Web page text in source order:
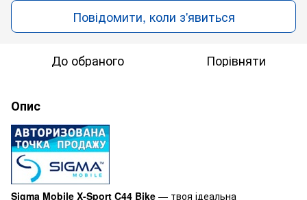
Повідомити, коли з'явиться
До обраного Порівняти
Опис
Sigma Mobile X-Sport C44 Bike — твоя ідеальна